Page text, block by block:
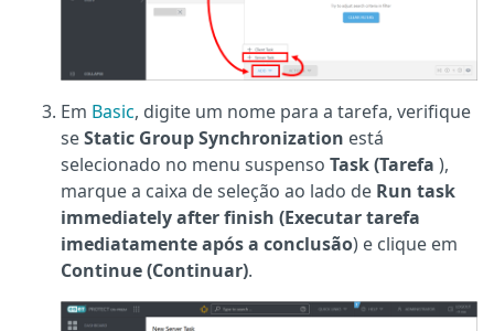
Em Basic, digite um nome para a tarefa, verifique
seStatic Group Synchronization está
selecionado no menu suspenso Task (Tarefa ),
marque a caixa de seleção ao lado de Run task
immediately after finish (Executar tarefa
imediatamente após a conclusão) e clique em
Continue (Continuar).